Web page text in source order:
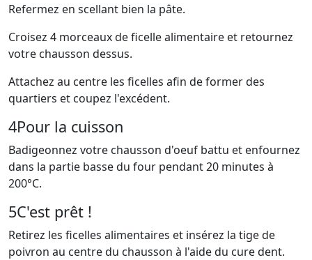
Refermez en scellant bien la pâte.
Croisez 4 morceaux de ficelle alimentaire et retournez
votre chausson dessus.
Attachez au centre les ficelles afin de former des
quartiers et coupez l'excédent.
4Pour la cuisson
Badigeonnez votre chausson d'oeuf battu et enfournez
dans la partie basse du four pendant 20 minutes à
200°C.
5C'est prêt !
Retirez les ficelles alimentaires et insérez la tige de
poivron au centre du chausson à l'aide du cure dent.